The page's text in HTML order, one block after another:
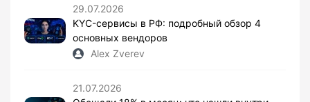
29.07.2026
KYC-сервисы в РФ: подробный обзор 4
основных вендоров
Alex Zverev
21.07.2026